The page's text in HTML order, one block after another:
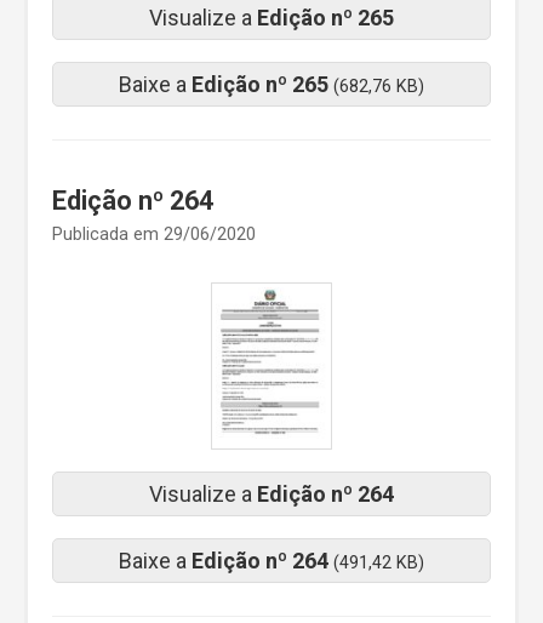
Visualize a Edição nº 265
Baixe a Edição nº 265 (682,76 KB)
Edição nº 264
Publicada em 29/06/2020
Visualize a Edição nº 264
Baixe a Edição nº 264 (491,42 KB)